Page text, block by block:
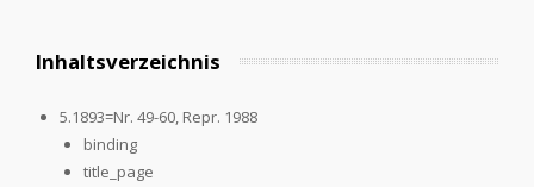
Inhaltsverzeichnis
5.1893=Nr. 49-60, Repr. 1988
binding
title_page